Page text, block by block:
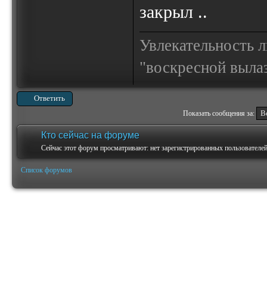
закрыл ..
Увлекательность
"воскресной
Ответить
Показать сообщения за:
Кто сейчас на форуме
Сейчас этот форум просматривают: нет зарегистрированных
Список форумов